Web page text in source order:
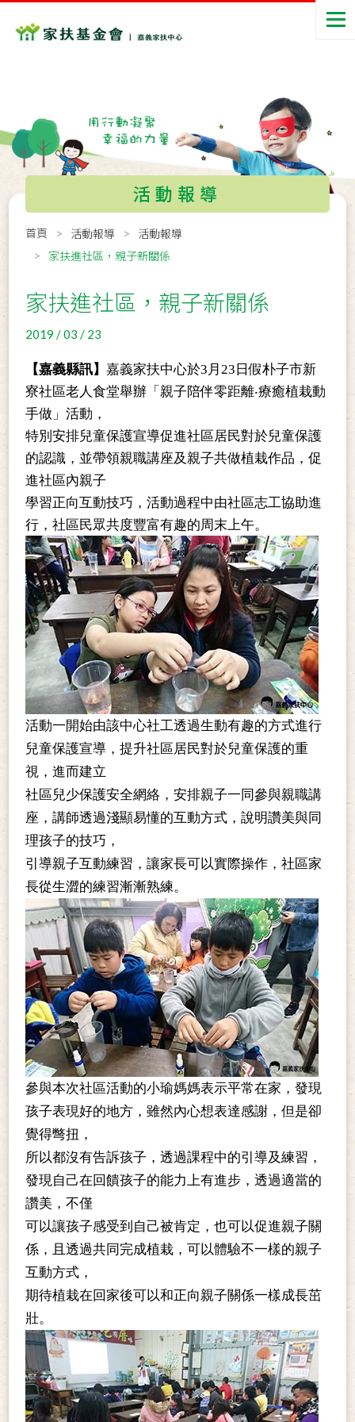
活動報導
首頁 活動報導
活動報導
家扶進社區，親子新關係
家扶進社區，親子新關係
2019 / 03 / 23
【嘉義縣訊】嘉義家扶中心於3 月 23 日假朴子市新
寮社區老人食堂舉辦「親子陪伴零距離‧療癒植栽動
手做」活動，
特別安排兒童保護宣導促進社區居民對於兒童保護
的認識，並帶領親職講座及親子共做植栽作品，促
進社區內親子
學習正向互動技巧，活動過程中由社區志工協助進
行，社區民眾共度豐富有趣的周末上午。
活動一開始由該中心社工透過生動有趣的方式進行
兒童保護宣導，提升社區居民對於兒童保護的重
視，進而建立
社區兒少保護安全網絡，安排親子一同參與親職講
座，講師透過淺顯易懂的互動方式，說明讚美與同
理孩子的技巧，
引導親子互動練習，讓家長可以實際操作，社區家
長從生澀的練習漸漸熟練。
參與本次社區活動的小瑜媽媽表示平常在家，發現
孩子表現好的地方，雖然內心想表達感謝，但是卻
覺得彆扭，
所以都沒有告訴孩子，透過課程中的引導及練習，
發現自己在回饋孩子的能力上有進步，透過適當的
讚美，不僅
可以讓孩子感受到自己被肯定，也可以促進親子關
係，且透過共同完成植栽，可以體驗不一樣的親子
互動方式，
期待植栽在回家後可以和正向親子關係一樣成長茁
壯。